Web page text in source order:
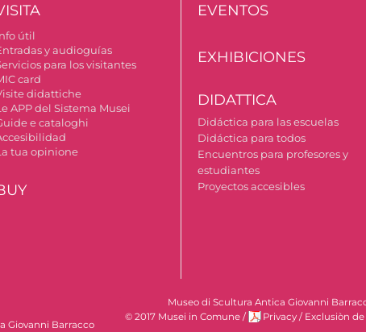
útil
y audioguías
para los visitantes
card
didattiche
APP del Sistema Musei
e cataloghi
tua opinione
EVENTOS
EXHIBICIONES
DIDATTICA
Didáctica para las escuelas
Didáctica para todos
Encuentros para profesores y
estudiantes
Proyectos accesibles
Giovanni Barracco
Museo di Scultura Antica Giovanni
© 2017 Musei in Comune / Privacy / Exclusiòn